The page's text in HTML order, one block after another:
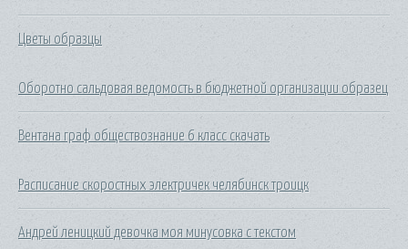
Цветы образцы
Оборотно сальдовая ведомость в бюджетной организации образец
Вентана граф обществознание 6 класс скачать
Расписание скоростных электричек челябинск троицк
Андрей леницкий девочка моя минусовка с текстом